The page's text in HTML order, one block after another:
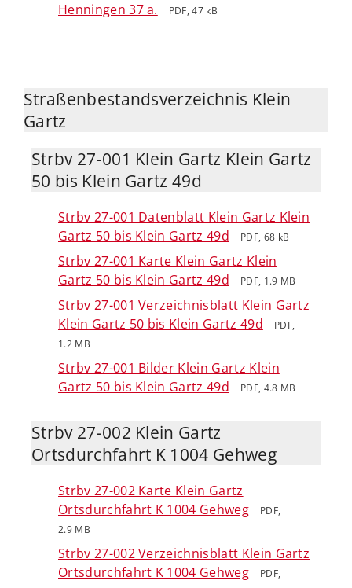
Henningen 37 a.
PDF, 47 kB
Straßenbestandsverzeichnis Klein
Gartz
Strbv 27-001 Klein Gartz Klein Gartz
50 bis Klein Gartz 49d
Strbv 27-001 Datenblatt Klein Gartz Klein
Gartz 50 bis Klein Gartz 49d
PDF, 68 kB
Strbv 27-001 Karte Klein Gartz Klein
Gartz 50 bis Klein Gartz 49d
PDF, 1.9 MB
Strbv 27-001 Verzeichnisblatt Klein Gartz
Klein Gartz 50 bis Klein Gartz 49d
PDF,
1.2 MB
Strbv 27-001 Bilder Klein Gartz Klein
Gartz 50 bis Klein Gartz 49d
PDF, 4.8 MB
Strbv 27-002 Klein Gartz
Ortsdurchfahrt K 1004 Gehweg
Strbv 27-002 Karte Klein Gartz
Ortsdurchfahrt K 1004 Gehweg
PDF,
2.9 MB
Strbv 27-002 Verzeichnisblatt Klein Gartz
Ortsdurchfahrt K 1004 Gehweg
PDF,